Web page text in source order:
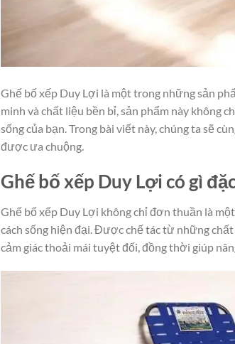
Ghế bố xếp Duy Lợi là một trong những sản
minh và chất liệu bền bỉ, sản phẩm này không
sống của bạn. Trong bài viết này, chúng ta sẽ
được ưa chuộng.
Ghế bố xếp Duy Lợi có gì
Ghế bố xếp Duy Lợi không chỉ đơn thuần là
cách sống hiện đại. Được chế tác từ những
cảm giác thoải mái tuyệt đối, đồng thời giúp